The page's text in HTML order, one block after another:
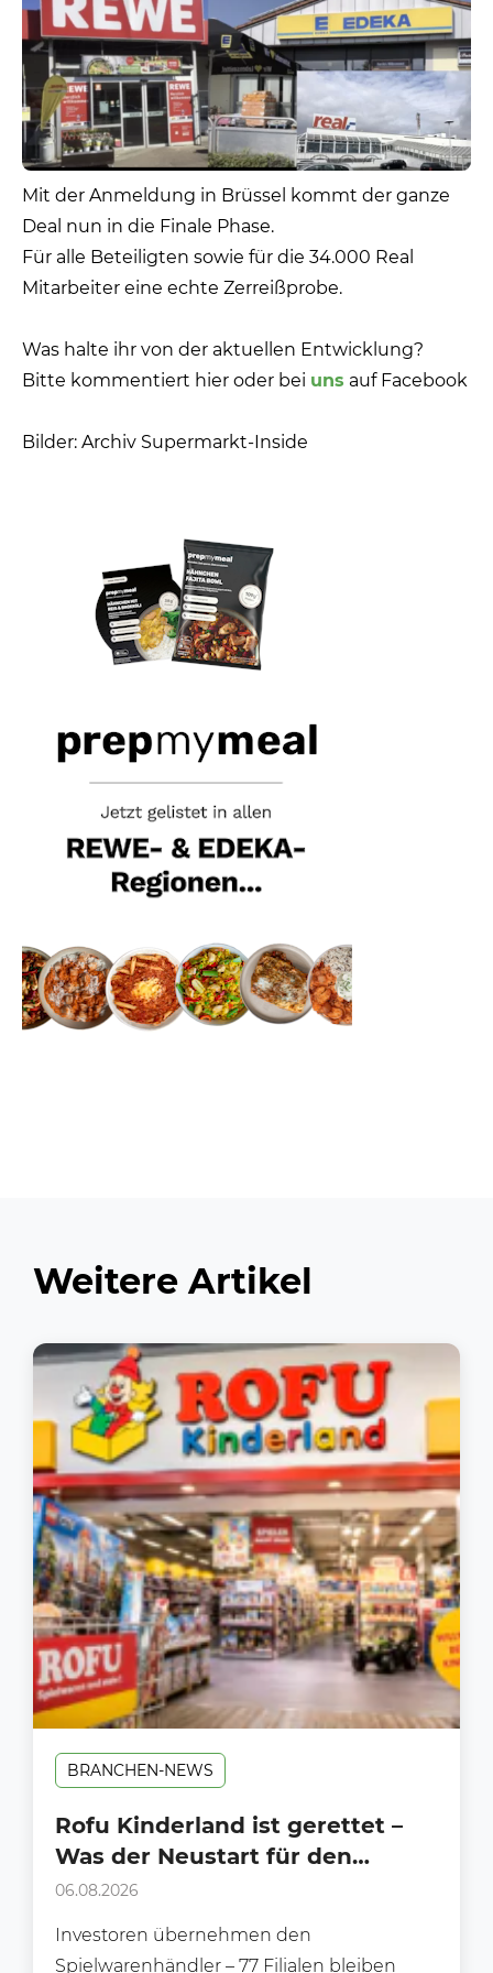
Mit der Anmeldung in Brüssel kommt der ganze
Deal nun in die Finale Phase.
Für alle Beteiligten sowie für die 34.000 Real
Mitarbeiter eine echte Zerreißprobe.
Was halte ihr von der aktuellen Entwicklung?
Bitte kommentiert hier oder bei uns auf Facebook
Bilder: Archiv Supermarkt-Inside
Weitere Artikel
BRANCHEN-NEWS
Rofu Kinderland ist gerettet –
Was der Neustart für den
Handel bedeutet
06.08.2026
Investoren übernehmen den
Spielwarenhändler – 77 Filialen bleiben